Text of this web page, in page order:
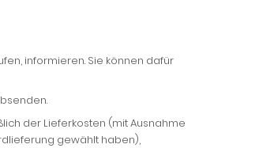
informieren. Sie können dafür
der Lieferkosten (mit Ausnahme
gewählt haben),